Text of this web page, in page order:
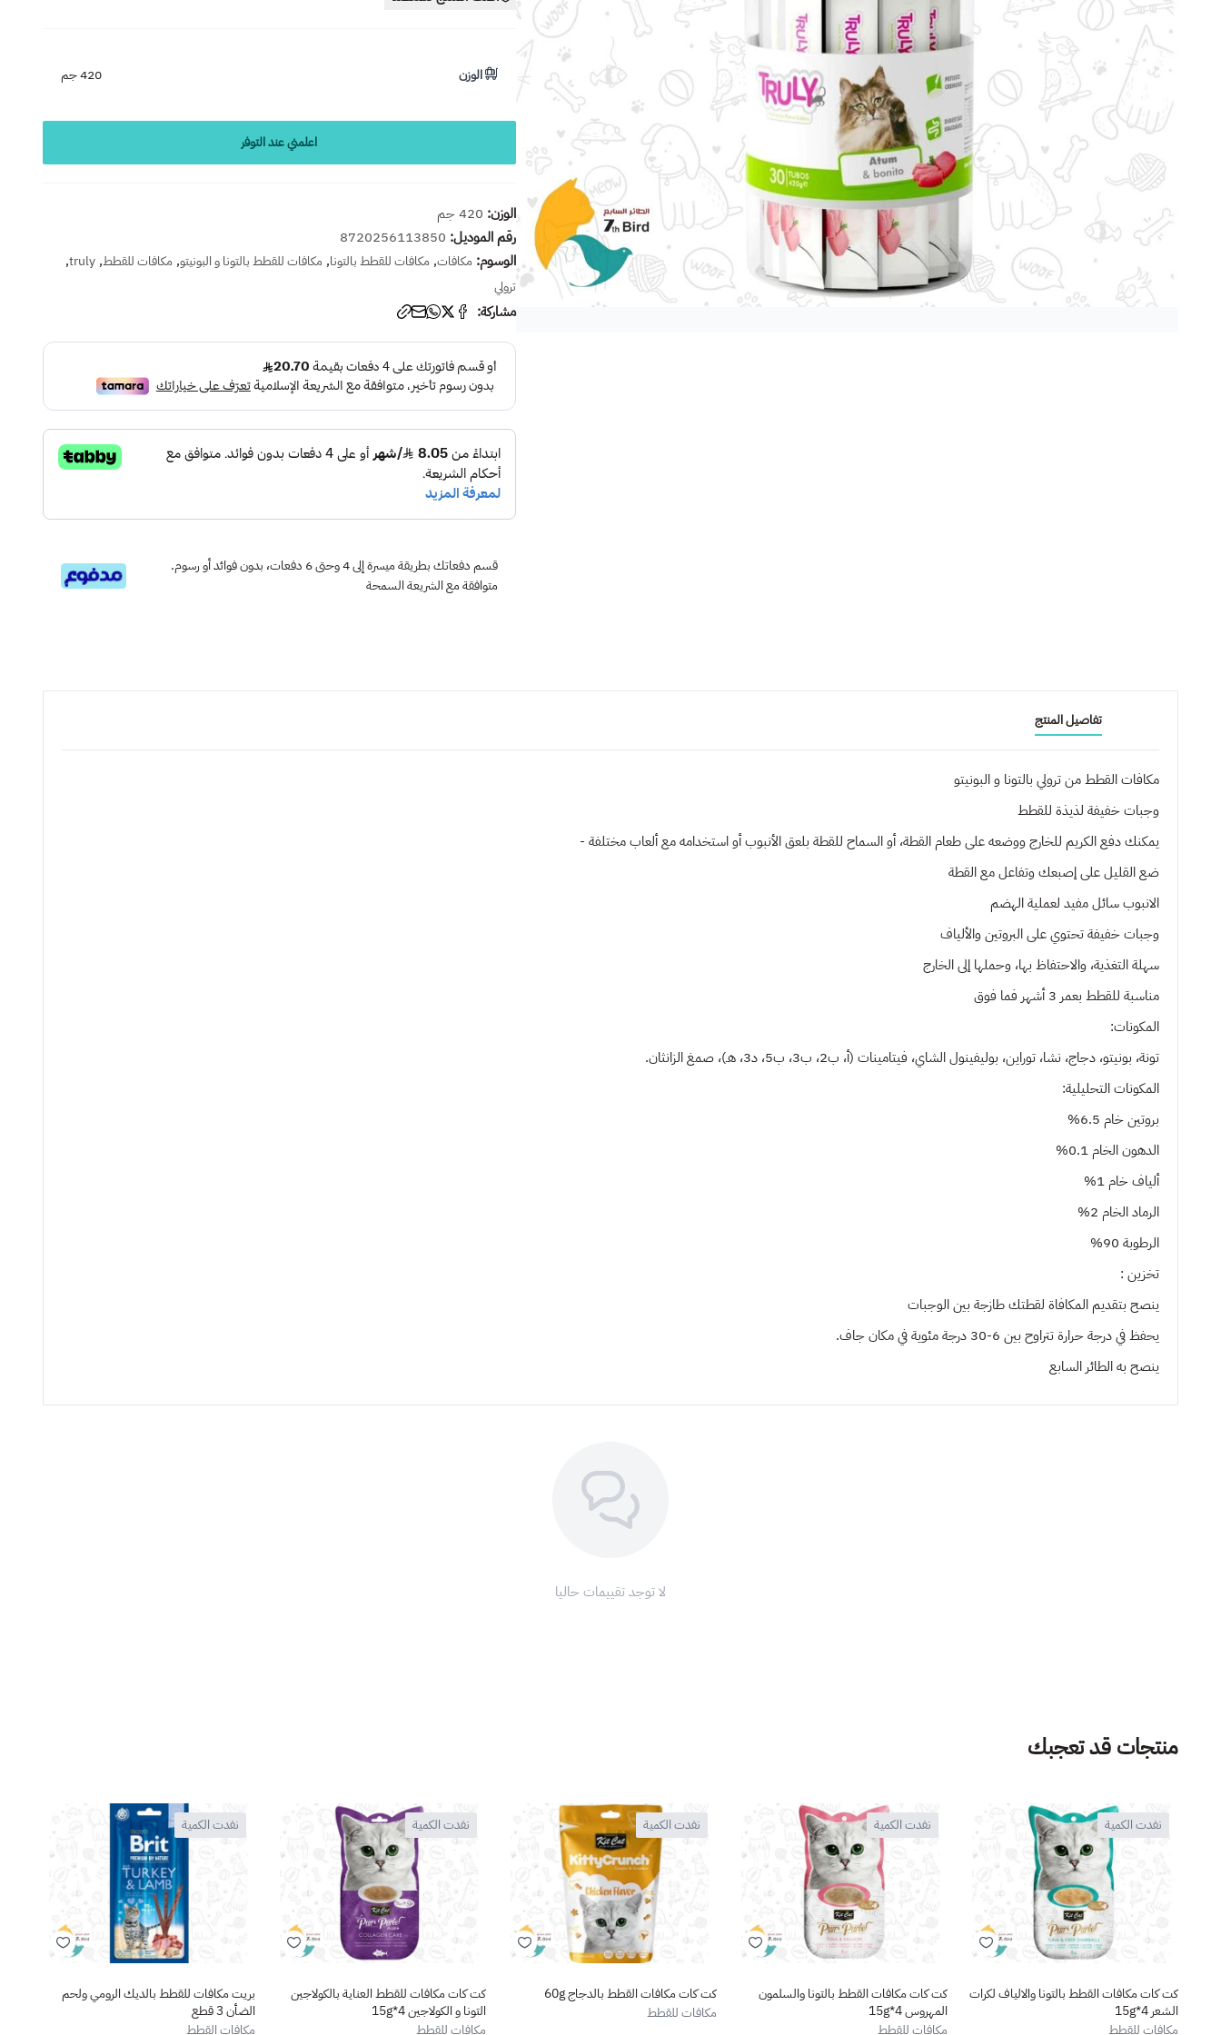
الوزن 420 جم
اعلمني عند التوفر
الوزن: 420 جم
رقم الموديل: 8720256113850
الوسوم: مكافات, مكافات للقطط بالتونا, مكافات للقطط بالتونا و البونيتو, مكافات للقطط,
truly
,
ترولي
مشاركة:
قسم دفعاتك بطريقة ميسرة إلى 4 وحتى 6 دفعات، بدون فوائد أو رسوم.
متوافقة مع الشريعة السمحة
تفاصيل المنتج
مكافات القطط من ترولي بالتونا و البونيتو
وجبات خفيفة لذيذة للقطط
يمكنك دفع الكريم للخارج ووضعه على طعام القطة، أو السماح للقطة بلعق الأنبوب أو استخدامه مع ألعاب مختلفة -
ضع القليل على إصبعك وتفاعل مع القطة
الانبوب سائل مفيد لعملية الهضم
وجبات خفيفة تحتوي على البروتين والألياف
سهلة التغذية، والاحتفاظ بها، وحملها إلى الخارج
مناسبة للقطط بعمر 3 أشهر فما فوق
المكونات:
تونة، بونيتو، دجاج، نشا، توراين، بوليفينول الشاي، فيتامينات (أ، ب2، ب3، ب5، د3، هـ)، صمغ الزانثان.
المكونات التحليلية:
بروتين خام 6.5%
الدهون الخام 0.1%
ألياف خام 1%
الرماد الخام 2%
الرطوبة 90%
تخزين :
ينصح بتقديم المكافاة لقطتك طازجة بين الوجبات
يحفظ في درجة حرارة تتراوح بين 6-30 درجة مئوية في مكان جاف.
ينصح بهالطائر السابع
لا توجد تقييمات حاليا
منتجات قد تعجبك
نفدت الكمية
كت كات مكافات القطط بالتونا والالياف لكرات
الشعر 4*15g
مكافات للقطط
نفدت الكمية
كت كات مكافات القطط بالتونا والسلمون
المهروس 4*15g
مكافات للقطط
نفدت الكمية
كت كات مكافات القطط بالدجاج 60g
مكافات للقطط
نفدت الكمية
كت كات مكافات للقطط العناية بالكولاجين
التونا و الكولاجين 4*15g
مكافات للقطط
نفدت الكمية
بريت مكافات للقطط بالديك الرومي ولحم
الضأن 3 قطع
مكافات القطط